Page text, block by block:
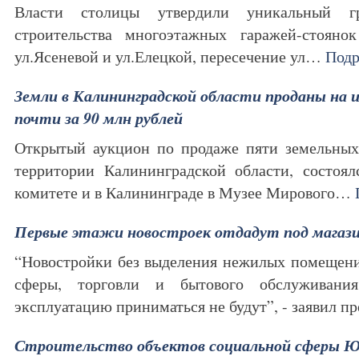
Власти столицы утвердили уникальный
строительства многоэтажных гаражей-
ул.Ясеневой и ул.Елецкой, пересечение ул…
Земли в Калининградской области проданы на
почти за 90 млн рублей
Открытый аукцион по продаже пяти
территории Калининградской области,
комитете и в Калининграде в Музее Мирового…
Первые этажи новостроек отдадут под
“Новостройки без выделения нежилых
сферы, торговли и бытового
эксплуатацию приниматься не будут”, - заявил
Строительство объектов социальной сферы